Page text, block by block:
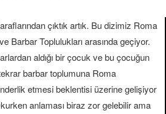
çıktık artık. Bu dizimiz Roma
Barbar Toplulukları arasında geçiyor.
aldığı bir çocuk ve bu çocuğun
barbar toplumuna Roma
etmesi beklentisi üzerine gelişiyor
anlaması biraz zor gelebilir ama